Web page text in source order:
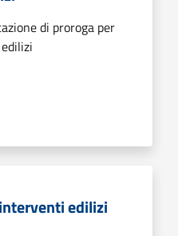
di proroga per
edilizi